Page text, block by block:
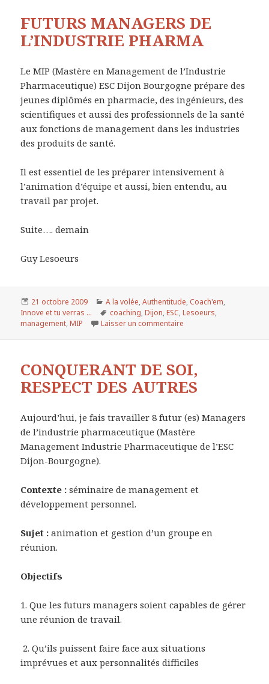
FUTURS MANAGERS DE
L’INDUSTRIE PHARMA
Le MIP (Mastère en Management de l’Industrie
Pharmaceutique) ESC Dijon Bourgogne prépare des
jeunes diplômés en pharmacie, des ingénieurs, des
scientifiques et aussi des professionnels de la santé
aux fonctions de management dans les industries
des produits de santé.
Il est essentiel de les préparer intensivement à
l’animation d’équipe et aussi, bien entendu, au
travail par projet.
Suite…. demain
Guy Lesoeurs
Publié
le
21 octobre 2009 Catégories
A la volée,Authentitude, Coach'em,
Innove et tu verras ...
Mots-
clés
coaching,Dijon,ESC,Lesoeurs,
management,MIP Laisser un commentaire
CONQUERANT DE SOI,
RESPECT DES AUTRES
Aujourd’hui, je fais travailler 8 futur (es) Managers
de l’industrie pharmaceutique (Mastère
Management Industrie Pharmaceutique de l’ESC
Dijon-Bourgogne).
Contexte : séminaire de management et
développement personnel.
Sujet : animation et gestion d’un groupe en
réunion.
Objectifs
1. Que les futurs managers soient capables de gérer
une réunion de travail.
2. Qu’ils puissent faire face aux situations
imprévues et aux personnalités difficiles